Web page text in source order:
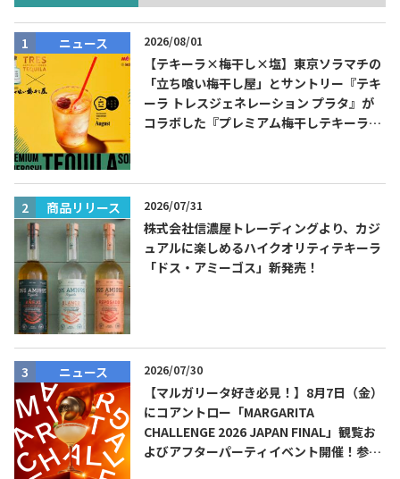
お問合せ
Contact Bar & Restaurant
Tequila Journal SNS 在日メキシコ大使館 SNS
ニュース 2026/08/01
【テキーラ×梅干し×塩】東京ソラマチの
「立ち喰い梅干し屋」とサントリー『テキ
ーラ トレスジェネレーション プラタ』が
コラボした『プレミアム梅干しテキーラソ
商品リリース 2026/07/31
株式会社信濃屋トレーディングより、カジ
ュアルに楽しめるハイクオリティテキーラ
「ドス・アミーゴス」新発売！
ニュース 2026/07/30
【マルガリータ好き必見！】8月7日（金）
にコアントロー「MARGARITA
CHALLENGE 2026 JAPAN FINAL」観覧お
よびアフターパーティイベント開催！参加